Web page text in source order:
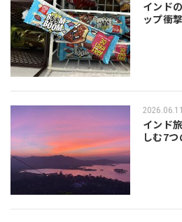
インド
ップ衝
2026.06.11
インド
しむ7